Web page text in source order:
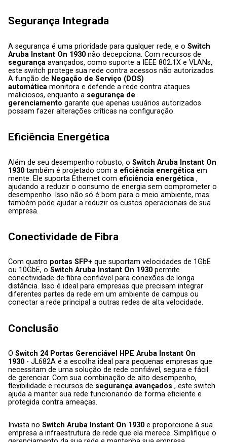
Segurança Integrada
A segurança é uma prioridade para qualquer rede, e o Switch
Aruba Instant On 1930 não decepciona. Com recursos de
segurança avançados, como suporte a IEEE 802.1X e VLANs,
este switch protege sua rede contra acessos não autorizados.
A função de Negação de Serviço (DOS)
automática monitora e defende a rede contra ataques
maliciosos, enquanto a segurança de
gerenciamento garante que apenas usuários autorizados
possam fazer alterações críticas na configuração.
Eficiência Energética
Além de seu desempenho robusto, o Switch Aruba Instant On
1930 também é projetado com a eficiência energética em
mente. Ele suporta Ethernet com eficiência energética ,
ajudando a reduzir o consumo de energia sem comprometer o
desempenho. Isso não só é bom para o meio ambiente, mas
também pode ajudar a reduzir os custos operacionais de sua
empresa.
Conectividade de Fibra
Com quatro portas SFP+ que suportam velocidades de 1GbE
ou 10GbE, o Switch Aruba Instant On 1930 permite
conectividade de fibra confiável para conexões de longa
distância. Isso é ideal para empresas que precisam integrar
diferentes partes da rede em um ambiente de campus ou
conectar a rede principal a outras redes de alta velocidade.
Conclusão
O Switch 24 Portas Gerenciável HPE Aruba Instant On
1930 - JL682A é a escolha ideal para pequenas empresas que
necessitam de uma solução de rede confiável, segura e fácil
de gerenciar. Com sua combinação de alto desempenho,
flexibilidade e recursos de segurança avançados , este switch
ajuda a manter sua rede funcionando de forma eficiente e
protegida contra ameaças.
Invista no Switch Aruba Instant On 1930 e proporcione à sua
empresa a infraestrutura de rede que ela merece. Simplifique o